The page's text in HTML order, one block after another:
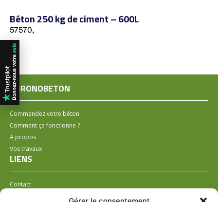
Béton 250 kg de ciment – 600L
57570,
CHRONOBETON
Commandez votre béton
Comment ça fonctionne ?
A propos
Vos travaux
LIENS
Contact